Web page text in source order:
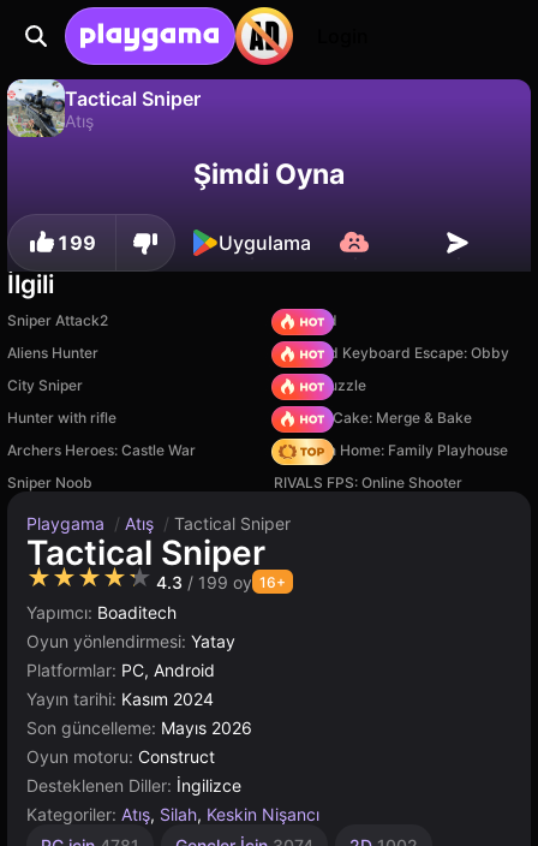
Tactical Sniper
Atış
İlerlemeyi kaydet! Hayır
Şimdi Oyna
199 Uygulama
İlgili
Sniper Attack2
TB World
Aliens Hunter
+1 Speed Keyboard Escape: Obby
City Sniper
Arrow Puzzle
Hunter with rifle
Piece of Cake: Merge & Bake
Archers Heroes: Castle War
My Town Home: Family Playhouse
Sniper Noob
RIVALS FPS: Online Shooter
Playgama / Atış / Tactical Sniper
Tactical Sniper
★★★★★ 4.3 / 199 oy 16+
Yapımcı: Boaditech
Oyun yönlendirmesi: Yatay
Platformlar: PC, Android
Yayın tarihi: Kasım 2024
Son güncelleme: Mayıs 2026
Oyun motoru: Construct
Desteklenen Diller: İngilizce
Kategoriler: Atış, Silah, Keskin Nişancı